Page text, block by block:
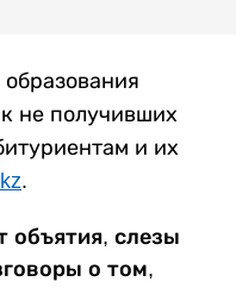
не получивших
и их
.
объятия, слезы
о том,